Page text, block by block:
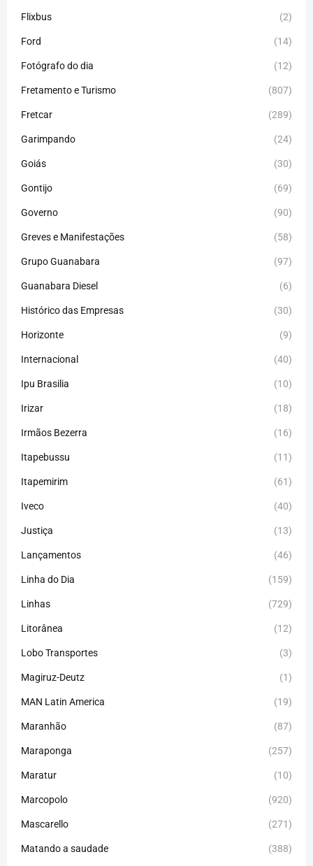
Flixbus (2)
Ford (14)
Fotógrafo do dia (12)
Fretamento e Turismo (807)
Fretcar (289)
Garimpando (24)
Goiás (30)
Gontijo (69)
Governo (90)
Greves e Manifestações (58)
Grupo Guanabara (97)
Guanabara Diesel (6)
Histórico das Empresas (30)
Horizonte (9)
Internacional (40)
Ipu Brasilia (10)
Irizar (18)
Irmãos Bezerra (16)
Itapebussu (11)
Itapemirim (61)
Iveco (40)
Justiça (13)
Lançamentos (46)
Linha do Dia (159)
Linhas (729)
Litorânea (12)
Lobo Transportes (3)
Magiruz-Deutz (1)
MAN Latin America (19)
Maranhão (87)
Maraponga (257)
Maratur (10)
Marcopolo (920)
Mascarello (271)
Matando a saudade (388)